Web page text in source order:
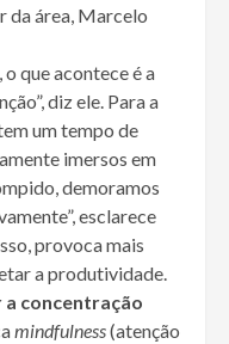
da área, Marcelo
, o que acontece é a
diz ele. Para a
um tempo de
imersos em
demoramos
esclarece
provoca mais
a produtividade.
concentração
mindfulness(atenção